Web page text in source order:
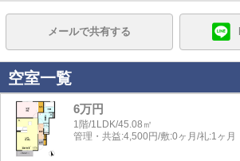
メールで共有する
空室一覧
6万円
1階/1LDK/45.08㎡
管理・共益:4,500円/敷:0ヶ月/礼:1ヶ月